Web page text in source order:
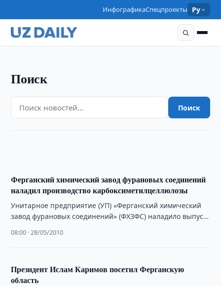
ИнфографикаСпецпроекты Ру
Поиск
Поиск
Шамс в роли шахматиста
Ферганский химический завод фурановых соединений
наладил производство карбоксиметилцеллюлозы
Унитарное предприятие (УП) «Ферганский химический
завод фурановых соединений» (ФХЗФС) наладило выпуск
газодобывающей промышленности в …
08:00 · 28/05/2010
Президент Ислам Каримов посетил Ферганскую
область